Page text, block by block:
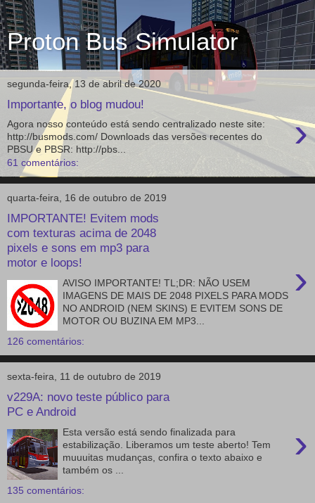
Proton Bus Simulator
segunda-feira, 13 de abril de 2020
Importante, o blog mudou!
›
Agora nosso conteúdo está sendo centralizado neste site:
http://busmods.com/ Downloads das versões recentes do
PBSU e PBSR: http://pbs...
61 comentários:
quarta-feira, 16 de outubro de 2019
IMPORTANTE! Evitem mods
com texturas acima de 2048
pixels e sons em mp3 para
motor e loops!
›
AVISO IMPORTANTE! TL;DR: NÃO USEM
IMAGENS DE MAIS DE 2048 PIXELS PARA MODS
NO ANDROID (NEM SKINS) E EVITEM SONS DE
MOTOR OU BUZINA EM MP3...
126 comentários:
sexta-feira, 11 de outubro de 2019
v229A: novo teste público para
PC e Android
›
Esta versão está sendo finalizada para
estabilização. Liberamos um teste aberto! Tem
muuuitas mudanças, confira o texto abaixo e
também os ...
135 comentários: